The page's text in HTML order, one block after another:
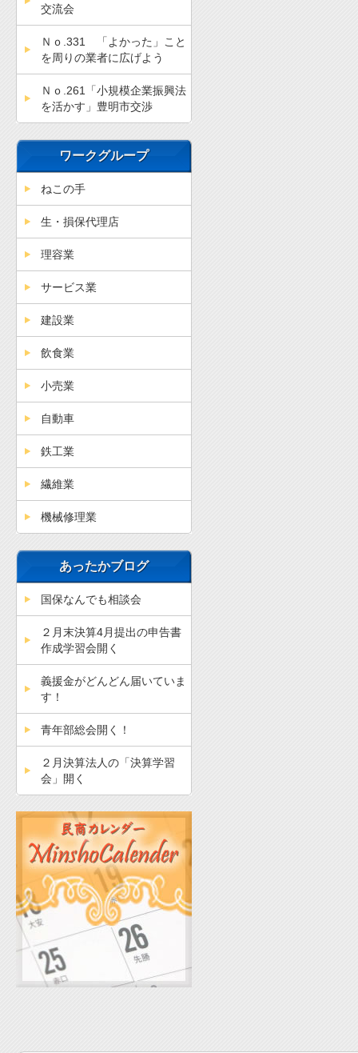
交流会
Ｎｏ.331 「よかった」こと
を周りの業者に広げよう
Ｎｏ.261「小規模企業振興法
を活かす」豊明市交渉
ワークグループ
ねこの手
生・損保代理店
理容業
サービス業
建設業
飲食業
小売業
自動車
鉄工業
繊維業
機械修理業
あったかブログ
国保なんでも相談会
２月末決算4月提出の申告書
作成学習会開く
義援金がどんどん届いていま
す！
青年部総会開く！
２月決算法人の「決算学習
会」開く